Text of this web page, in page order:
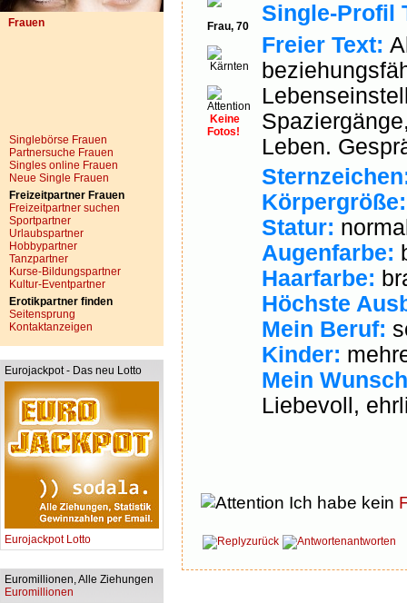
Frauen
Singlebörse Frauen
Partnersuche Frauen
Singles online Frauen
Neue Single Frauen
Freizeitpartner Frauen
Freizeitpartner suchen
Sportpartner
Urlaubspartner
Hobbypartner
Tanzpartner
Kurse-Bildungspartner
Kultur-Eventpartner
Erotikpartner finden
Seitensprung
Kontaktanzeigen
Eurojackpot - Das neu Lotto
Eurojackpot Lotto
Euromillionen, Alle Ziehungen
Euromillionen
Frau, 70
Kärnten
Keine
Fotos!
Single-Profil
Freier Text:
Leben.
Körpergröße:
Statur:
Augenfarbe:
Haarfarbe:
Höchste
Mein Beruf:
Kinder:
Mein
Liebevoll,
Ich habe kein
zurück antworten